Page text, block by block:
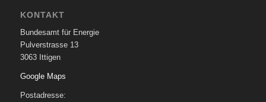
KONTAKT
Bundesamt für Energie
Pulverstrasse 13
3063 Ittigen
Google Maps
Postadresse: